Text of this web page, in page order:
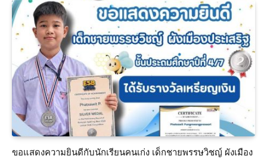
ขอแสดงความยินดีกับนักเรียนคนเก่ง เด็กชายพรรษวิชญ์ ผังเมือง